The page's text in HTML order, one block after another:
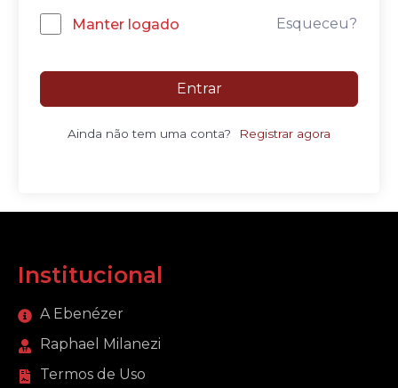
Manter logado Esqueceu?
Entrar
Ainda não tem uma conta? Registrar agora
Institucional
A Ebenézer
Raphael Milanezi
Termos de Uso